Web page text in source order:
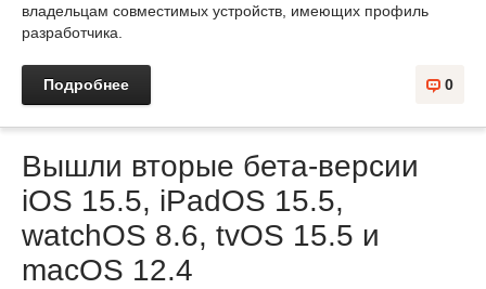
владельцам совместимых устройств, имеющих профиль
разработчика.
Подробнее 0
Вышли вторые бета-версии
iOS 15.5, iPadOS 15.5,
watchOS 8.6, tvOS 15.5 и
macOS 12.4